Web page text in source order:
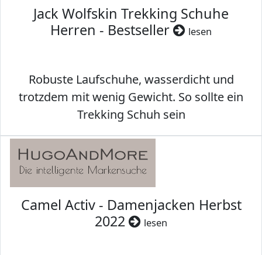
Jack Wolfskin Trekking Schuhe
Herren - Bestseller
lesen
Robuste Laufschuhe, wasserdicht und
trotzdem mit wenig Gewicht. So sollte ein
Trekking Schuh sein
Camel Activ - Damenjacken Herbst
2022
lesen